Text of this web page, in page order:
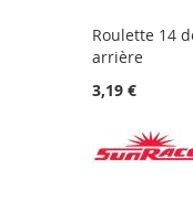
Roulette 14
arrière
3,19 €